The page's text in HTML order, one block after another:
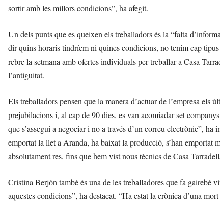
sortir amb les millors condicions”, ha afegit.
Un dels punts que es queixen els treballadors és la “falta
dir quins horaris tindríem ni quines condicions, no tenim cap
rebre la setmana amb ofertes individuals per treballar a Casa
l’antiguitat.
Els treballadors pensen que la manera d’actuar de l’empresa els
prejubilacions i, al cap de 90 dies, es van acomiadar set
que s’assegui a negociar i no a través d’un correu electrònic”,
emportat la llet a Aranda, ha baixat la producció, s’han emportat
absolutament res, fins que hem vist nous tècnics de Casa
Cristina Berjón també és una de les treballadores que fa gairebé
aquestes condicions”, ha destacat. “Ha estat la crònica d’una